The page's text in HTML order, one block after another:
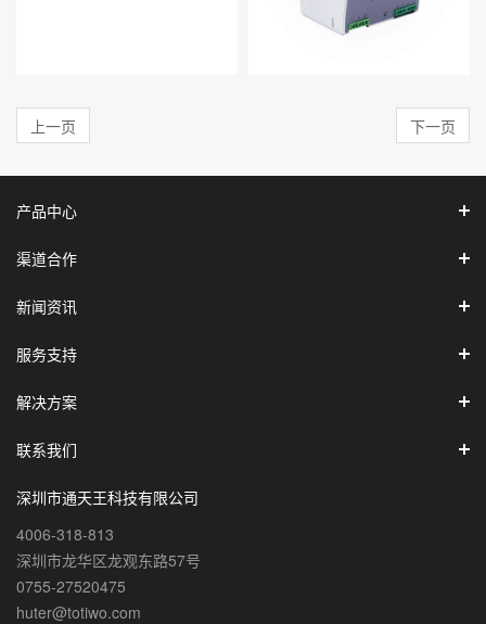
上一页 下一页
产品中心
渠道合作
新闻资讯
服务支持
解决方案
联系我们
深圳市通天王科技有限公司
4006-318-813
深圳市龙华区龙观东路57号
0755-27520475
huter@totiwo.com